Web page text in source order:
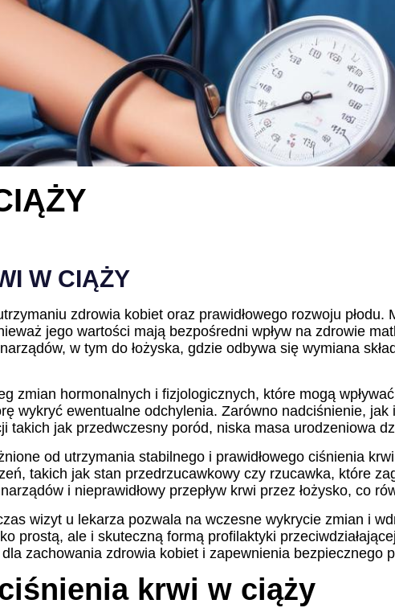
W CIĄŻY
zdrowia kobiet oraz prawidłowego rozwoju
jego wartości mają bezpośredni wpływ na zdrowie
w tym do łożyska, gdzie odbywa się wymiana
zmian hormonalnych i fizjologicznych, które mogą
wykryć ewentualne odchylenia. Zarówno nadciśnienie,
jak przedwczesny poród, niska masa urodzeniowa
od utrzymania stabilnego i prawidłowego ciśnienia
takich jak stan przedrzucawkowy czy rzucawka, które
i nieprawidłowy przepływ krwi przez łożysko, co
wizyt u lekarza pozwala na wczesne wykrycie zmian i
prostą, ale i skuteczną formą profilaktyki
zachowania zdrowia kobiet i zapewnienia bezpiecznego
krwi w ciąży